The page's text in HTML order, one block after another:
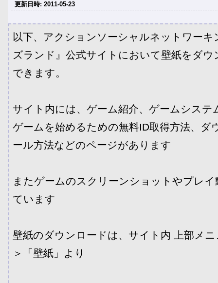
更新日時: 2011-05-23
以下、アクションソーシャルネットワー
ズランド』公式サイトにおいて壁紙をダ
できます。
サイト内には、ゲーム紹介、ゲームシステ
ゲームを始めるための無料ID取得方法、ダ
ール方法などのページがあります
またゲームのスクリーンショットやプレ
ています
壁紙のダウンロードは、サイト内 上部メ
＞「壁紙」より